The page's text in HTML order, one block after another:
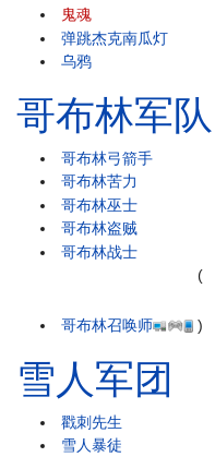
鬼魂
弹跳杰克南瓜灯
乌鸦
哥布林军队
哥布林弓箭手
哥布林苦力
哥布林巫士
哥布林盗贼
哥布林战士
哥布林召唤师
(
)
雪人军团
戳刺先生
雪人暴徒